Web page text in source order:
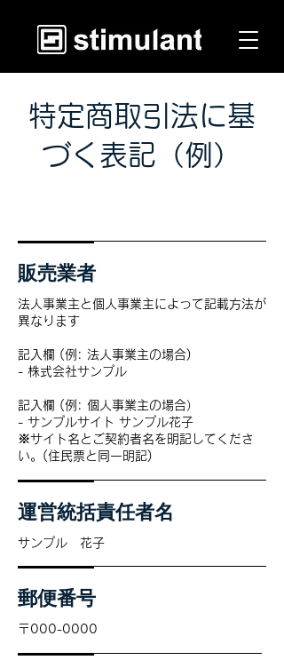
特定商取引法に基
づく表記（例）
販売業者
法人事業主と個人事業主によって記載方法が
異なります
記入欄 (例: 法人事業主の場合)
- 株式会社サンプル
記入欄 (例: 個人事業主の場合）
- サンプルサイト サンプル花子
※サイト名とご契約者名を明記してくださ
い。(住民票と同一明記)
運営統括責任者名
サンプル 花子
郵便番号
〒000-0000